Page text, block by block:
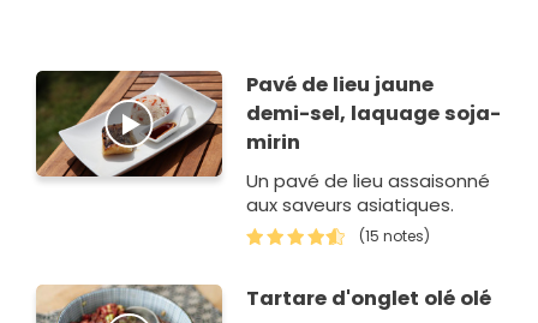
Pavé de lieu jaune
demi-sel, laquage soja-
mirin
Un pavé de lieu assaisonné
aux saveurs asiatiques.
(15 notes)
Tartare d'onglet olé olé